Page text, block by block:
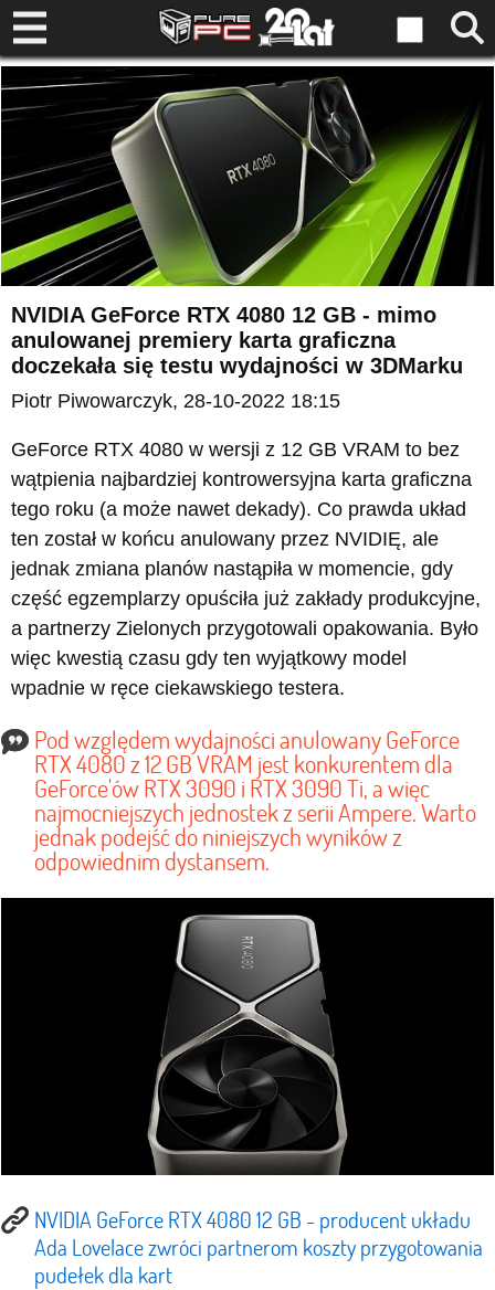
NVIDIA GeForce RTX 4080 12 GB - mimo
anulowanej premiery karta graficzna
doczekała się testu wydajności w 3DMarku
Piotr Piwowarczyk, 28-10-2022 18:15
GeForce RTX 4080 w wersji z 12 GB VRAM to bez
wątpienia najbardziej kontrowersyjna karta graficzna
tego roku (a może nawet dekady). Co prawda układ
ten został w końcu anulowany przez NVIDIĘ, ale
jednak zmiana planów nastąpiła w momencie, gdy
część egzemplarzy opuściła już zakłady produkcyjne,
a partnerzy Zielonych przygotowali opakowania. Było
więc kwestią czasu gdy ten wyjątkowy model
wpadnie w ręce ciekawskiego testera.
Pod względem wydajności anulowany GeForce
RTX 4080 z 12 GB VRAM jest konkurentem dla
GeForce'ów RTX 3090 i RTX 3090 Ti, a więc
najmocniejszych jednostek z serii Ampere. Warto
jednak podejść do niniejszych wyników z
odpowiednim dystansem.
NVIDIA GeForce RTX 4080 12 GB - producent układu
Ada Lovelace zwróci partnerom koszty przygotowania
pudełek dla kart